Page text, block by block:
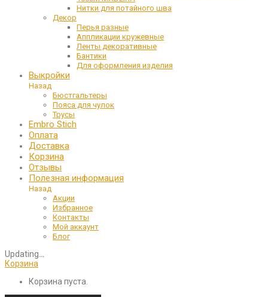
Нитки для потайного шва
Декор
Перья разные
Аппликации кружевные
Ленты декоративные
Бантики
Для оформления изделия
Выкройки
Назад
Бюстгальтеры
Пояса для чулок
Трусы
Embro Stich
Оплата
Доставка
Корзина
Отзывы
Полезная информация
Назад
Акции
Избранное
Контакты
Мой аккаунт
Блог
Updating…
Корзина
Корзина пуста.